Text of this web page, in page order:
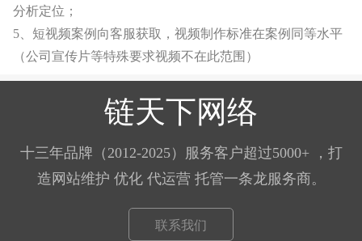
分析定位；
5、短视频案例向客服获取，视频制作标准在案例同等水平
（公司宣传片等特殊要求视频不在此范围）
链天下网络
十三年品牌（2012-2025）服务客户超过5000+ ，打
造网站维护 优化 代运营 托管一条龙服务商。
联系我们